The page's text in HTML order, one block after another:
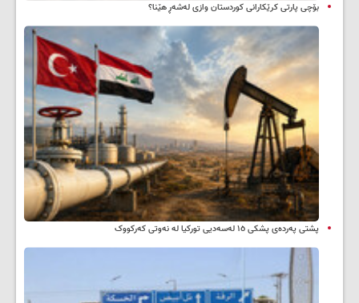
بۆچی پارتی کرێکارانی کوردستان وازی لەشەڕ هێنا؟
پشتی پەردەی پشکی ١٥ لەسەدیی تورکیا لە نەوتی کەرکووک